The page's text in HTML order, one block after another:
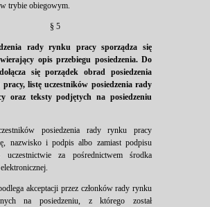
trybie obiegowym.
§ 5
rady rynku pracy sporządza się
opis przebiegu posiedzenia. Do
się porządek obrad posiedzenia
listę uczestników posiedzenia rady
oraz teksty podjętych na posiedzeniu
posiedzenia rady rynku pracy
nazwisko i podpis albo zamiast podpisu
uczestnictwie za pośrednictwem środka
akceptacji przez członków rady rynku
na posiedzeniu, z którego został